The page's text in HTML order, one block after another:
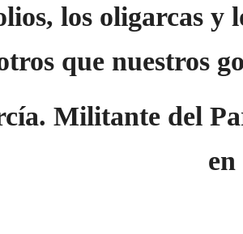
los oligarcas y
que nuestros
Militante del